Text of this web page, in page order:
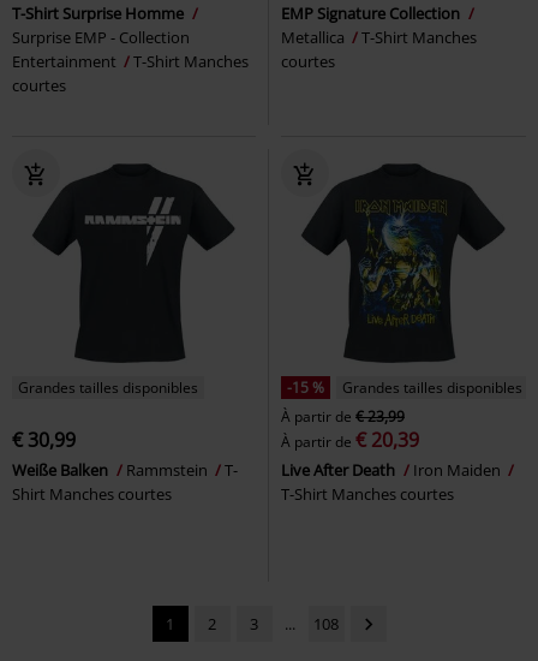
T-Shirt Surprise Homme
Surprise EMP - Collection
Entertainment
T-Shirt Manches
courtes
EMP Signature Collection
Metallica
T-Shirt Manches
courtes
Grandes tailles disponibles
€ 30,99
Weiße Balken Rammstein
T-
Shirt Manches courtes
-15 %
Grandes tailles disponibles
À partir de € 23,99
À partir de € 20,39
Live After Death
Iron Maiden
T-Shirt Manches courtes
1 2 3 ... 108